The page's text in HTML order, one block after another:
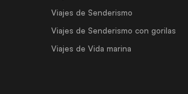
Viajes de Senderismo
Viajes de Senderismo con gorilas
Viajes de Vida marina